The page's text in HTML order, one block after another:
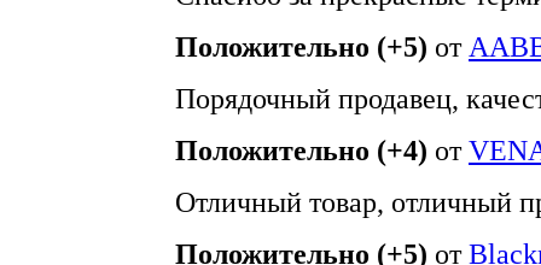
Положительно (+5) от
Порядочный продавец,
Положительно (+4) от
Отличный товар, отличный
Положительно (+5) от